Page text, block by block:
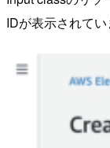
IDが表示されてい